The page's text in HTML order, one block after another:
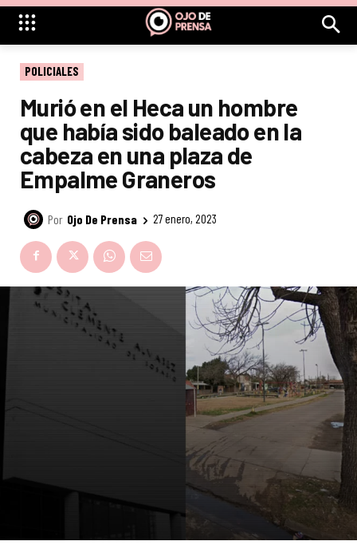
POLICIALES
Murió en el Heca un hombre
que había sido baleado en la
cabeza en una plaza de
Empalme Graneros
Por Ojo De Prensa 27 enero, 2023